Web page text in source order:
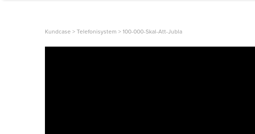
Kundcase > Telefonisystem > 100-000-Skal-Att-Jubla